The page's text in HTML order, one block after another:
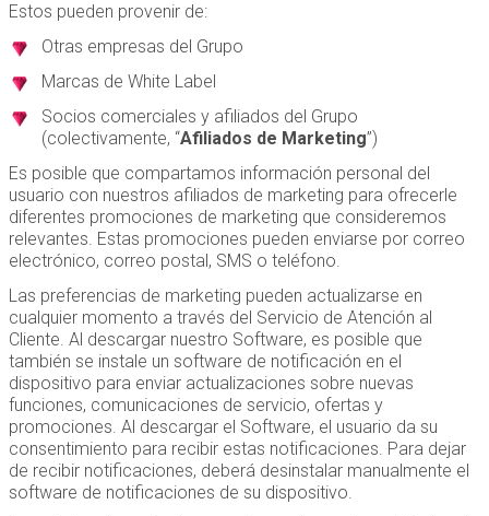
Estos pueden provenir de:
Otras empresas del Grupo
Marcas de White Label
Socios comerciales y afiliados del Grupo
(colectivamente, “Afiliados de Marketing”)
Es posible que compartamos información personal del
usuario con nuestros afiliados de marketing para ofrecerle
diferentes promociones de marketing que consideremos
relevantes. Estas promociones pueden enviarse por correo
electrónico, correo postal, SMS o teléfono.
Las preferencias de marketing pueden actualizarse en
cualquier momento a través del Servicio de Atención al
Cliente. Al descargar nuestro Software, es posible que
también se instale un software de notificación en el
dispositivo para enviar actualizaciones sobre nuevas
funciones, comunicaciones de servicio, ofertas y
promociones. Al descargar el Software, el usuario da su
consentimiento para recibir estas notificaciones. Para dejar
de recibir notificaciones, deberá desinstalar manualmente el
software de notificaciones de su dispositivo.